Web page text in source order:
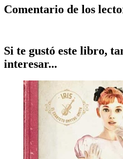
Comentario de los
Si te gustó este libro,
interesar...